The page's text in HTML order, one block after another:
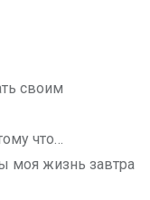
своим
что…
моя жизнь завтра